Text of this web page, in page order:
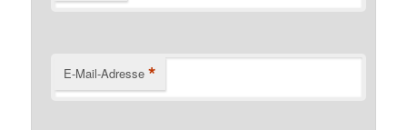
E-Mail-Adresse *